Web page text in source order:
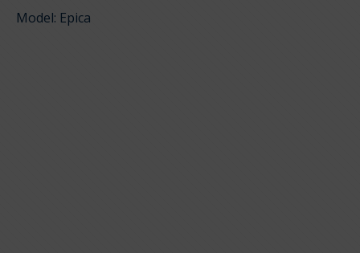
Model: Epica